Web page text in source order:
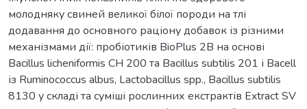
молодняку свиней великої білої породи на тлі
додавання до основного раціону добавок із різними
механізмами дії: пробіотиків BioPlus 2B на основі
Bacillus licheniformis СН 200 та Bacillus subtilis 201 і Bacell
із Ruminococcus albus, Lactobacillus spp., Bacillus subtilis
8130 у складі та суміші рослинних екстрактів Extract SV